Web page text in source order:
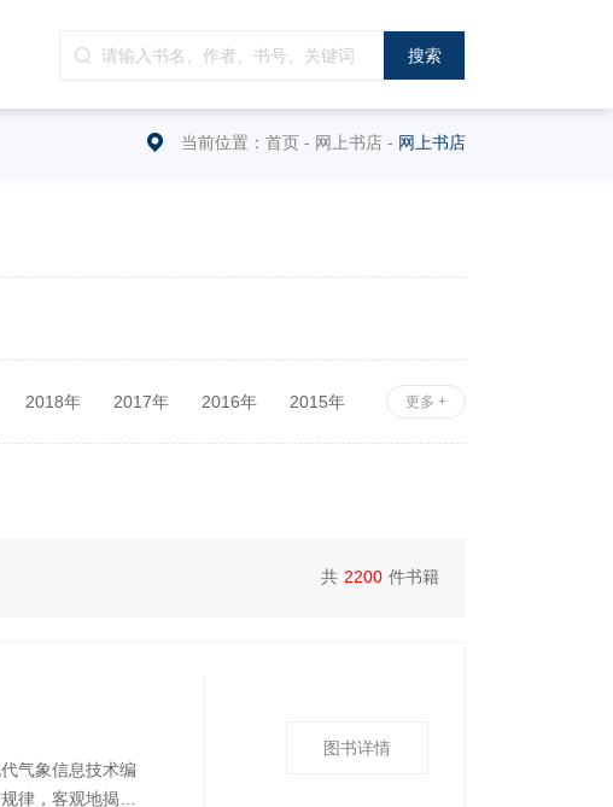
当前位置： 首页 - 网上书店 - 网上书店
更多 +
2018年 2017年 2016年
2015年
共 2200 件书籍
气象信息技术编
律，客观地揭示
图书详情